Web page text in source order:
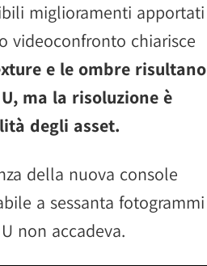
miglioramenti apportati
videoconfronto chiarisce
e le ombre risultano
ma la risoluzione è
degli asset.
della nuova console
a sessanta fotogrammi
non accadeva.